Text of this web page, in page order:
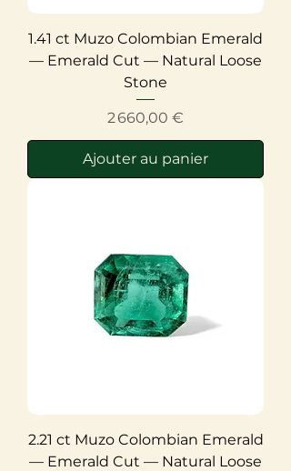
1.41 ct Muzo Colombian Emerald
— Emerald Cut — Natural Loose
Stone
Prix
2 660,00 €
Ajouter au panier
2.21 ct Muzo Colombian Emerald
— Emerald Cut — Natural Loose